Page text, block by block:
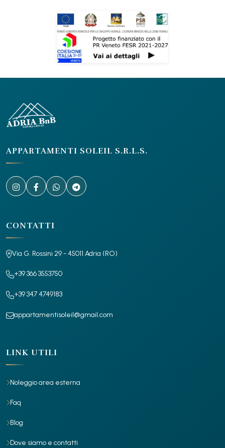
APPARTAMENTI SOLEIL S.R.L.S.
CONTATTI
Via G. Rossini 29 - 45011 Adria (RO)
+39 366 3553750
+39 347 4749183
appartamentisoleil@gmail.com
LINK UTILI
Noleggio area esterna
Faq
Blog
Dove siamo e contatti